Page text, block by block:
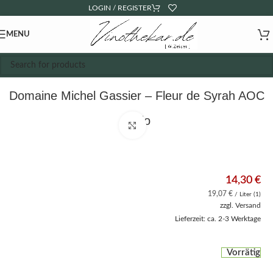
LOGIN / REGISTER
MENU
Domaine Michel Gassier – Fleur de Syrah AOC
– BioClick to enlarge
14,30 €
19,07 € / Liter (1)
zzgl. Versand
Lieferzeit: ca. 2-3 Werktage
Vorrätig